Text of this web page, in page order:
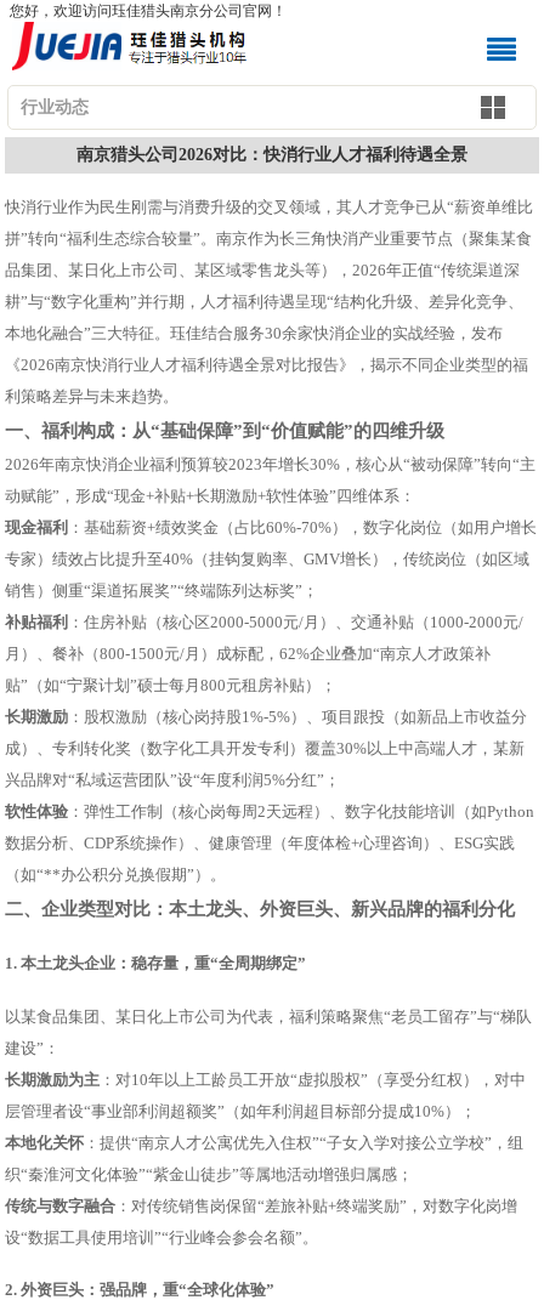
您好，欢迎访问珏佳猎头南京分公司官网！
行业动态
南京猎头公司2026对比：快消行业人才福利待遇全景
快消行业作为民生刚需与消费升级的交叉领域，其人才竞争已从“薪资单维比
拼”转向“福利生态综合较量”。南京作为长三角快消产业重要节点（聚集某食
品集团、某日化上市公司、某区域零售龙头等），2026年正值“传统渠道深
耕”与“数字化重构”并行期，人才福利待遇呈现“结构化升级、差异化竞争、
本地化融合”三大特征。珏佳结合服务30余家快消企业的实战经验，发布
《2026南京快消行业人才福利待遇全景对比报告》，揭示不同企业类型的福
利策略差异与未来趋势。
一、福利构成：从“基础保障”到“价值赋能”的四维升级
2026年南京快消企业福利预算较2023年增长30%，核心从“被动保障”转向“主
动赋能”，形成“现金+补贴+长期激励+软性体验”四维体系：
现金福利 ：基础薪资+绩效奖金（占比60%-70%），数字化岗位（如用户增长
专家）绩效占比提升至40%（挂钩复购率、GMV增长），传统岗位（如区域
销售）侧重“渠道拓展奖”“终端陈列达标奖”；
补贴福利 ：住房补贴（核心区2000-5000元/月）、交通补贴（1000-2000元/
月）、餐补（800-1500元/月）成标配，62%企业叠加“南京人才政策补
贴”（如“宁聚计划”硕士每月800元租房补贴）；
长期激励 ：股权激励（核心岗持股1%-5%）、项目跟投（如新品上市收益分
成）、专利转化奖（数字化工具开发专利）覆盖30%以上中高端人才，某新
兴品牌对“私域运营团队”设“年度利润5%分红”；
软性体验 ：弹性工作制（核心岗每周2天远程）、数字化技能培训（如Python
数据分析、CDP系统操作）、健康管理（年度体检+心理咨询）、ESG实践
（如“**办公积分兑换假期”）。
二、企业类型对比：本土龙头、外资巨头、新兴品牌的福利分化
1. 本土龙头企业：稳存量，重“全周期绑定”
以某食品集团、某日化上市公司为代表，福利策略聚焦“老员工留存”与“梯队
建设”：
长期激励为主 ：对10年以上工龄员工开放“虚拟股权”（享受分红权），对中
层管理者设“事业部利润超额奖”（如年利润超目标部分提成10%）；
本地化关怀 ：提供“南京人才公寓优先入住权”“子女入学对接公立学校”，组
织“秦淮河文化体验”“紫金山徒步”等属地活动增强归属感；
传统与数字融合 ：对传统销售岗保留“差旅补贴+终端奖励”，对数字化岗增
设“数据工具使用培训”“行业峰会参会名额”。
2. 外资巨头：强品牌，重“全球化体验”